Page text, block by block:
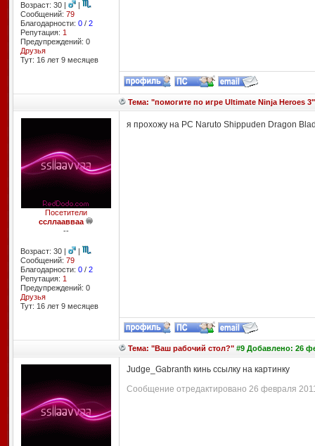
Возраст: 30 |
|
Сообщений: 79
Благодарности: 0/ 2
Репутация: 1
Предупреждений: 0
Друзья
Тут: 16 лет 9 месяцев
Тема: "помогите по игре Ultimate Ninja Heroes 3"
Посетители
ссллаавваа
--
Возраст: 30 |
|
Сообщений: 79
Благодарности: 0/ 2
Репутация: 1
Предупреждений: 0
Друзья
Тут: 16 лет 9 месяцев
я прохожу на PC Naruto Shippuden Dragon
Тема: "Ваш рабочий стол?"#9 Добавлено: 26
Judge_Gabranth кинь ссылку на картинку
Сообщение отредактировано 26 февраля